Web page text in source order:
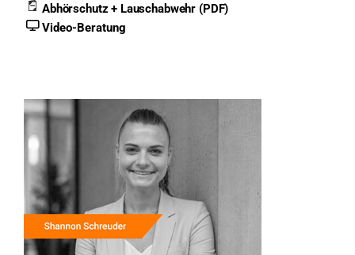
Abhörschutz + Lauschabwehr (PDF)
Video-Beratung